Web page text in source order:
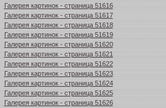
Галерея картинок - страница 51616
Галерея картинок - страница 51617
Галерея картинок - страница 51618
Галерея картинок - страница 51619
Галерея картинок - страница 51620
Галерея картинок - страница 51621
Галерея картинок - страница 51622
Галерея картинок - страница 51623
Галерея картинок - страница 51624
Галерея картинок - страница 51625
Галерея картинок - страница 51626